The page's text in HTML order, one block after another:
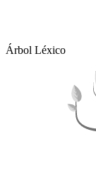
Árbol Léxico